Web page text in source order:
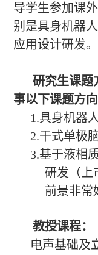
导学生参加课
别是具身机器
应用设计研发。
研究生课题
事以下课题方
1.具身机器
2.干式单极
3.基于液相
研发（上
前景非常
教授课程：
电声基础及